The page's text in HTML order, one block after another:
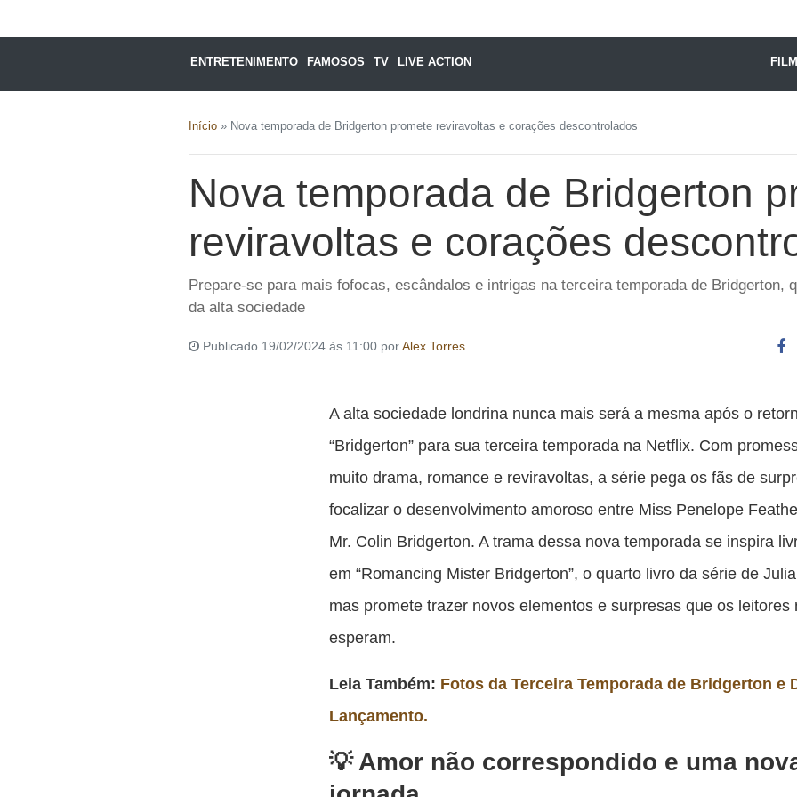
ENTRETENIMENTO FAMOSOS TV LIVE ACTION
Início » Nova temporada de Bridgerton promete reviravoltas e corações descontrolados
Nova temporada de Bridgerton
reviravoltas e corações
Prepare-se para mais fofocas, escândalos e intrigas na terceira temporada de Bridgerton,
da alta sociedade
Publicado 19/02/2024 às 11:00 porAlex Torres
A alta sociedade londrina nunca mais será a mesma após o
“Bridgerton” para sua terceira temporada na Netflix. Com
muito drama, romance e reviravoltas, a série pega os fãs de
focalizar o desenvolvimento amoroso entre Miss Penelope
Mr. Colin Bridgerton. A trama dessa nova temporada se inspira
em “Romancing Mister Bridgerton”, o quarto livro da série de
mas promete trazer novos elementos e surpresas que os leitores
esperam.
Leia Também: Fotos da Terceira Temporada de Bridgerton e
Lançamento.
Amor não correspondido e uma